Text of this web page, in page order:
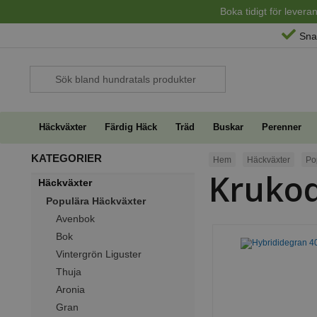
Boka tidigt för
Häckväxter Färdig Häck Träd Buskar Perenner
KATEGORIER
Häckväxter
Populära Häckväxter
Avenbok
Bok
Vintergrön Liguster
Thuja
Aronia
Gran
Hem Häckväxter